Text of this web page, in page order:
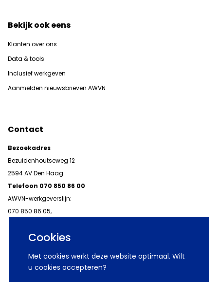
Cookies
Met cookies werkt deze website optimaal. Wilt
u cookies accepteren?
Bekijk ook eens
Klanten over ons
Data & tools
Inclusief werkgeven
Aanmelden nieuwsbrieven AWVN
Contact
Bezoekadres
Bezuidenhoutseweg 12
2594 AV Den Haag
Telefoon 070 850 86 00
AWVN-werkgeverslijn:
070 850 86 05,
© 2026 AWVN